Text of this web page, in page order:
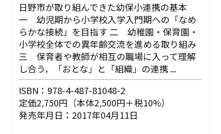
日野市が取り組んできた幼保小連携の基本
一 幼児期から小学校入学入門期への「なめ
らかな接続」を目指す 二 幼稚園・保育園・
小学校全体での異年齢交流を進める取り組み
三 保育者や教師が相互の職場に入って理解
し合う，「おとな」と「組織」の連携 ...
ISBN：978-4-487-81048-2
定価2,750円（本体2,500円＋税10%）
発売年月日：2017年04月11日